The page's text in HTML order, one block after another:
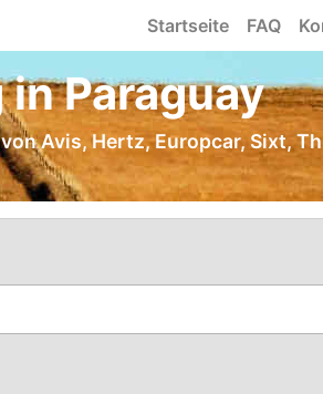
Startseite FAQ
Paraguay
Avis, Hertz, Europcar, Sixt,